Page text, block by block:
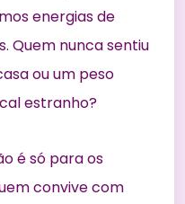
energias de
Quem nunca sentiu
ou um peso
estranho?
é só para os
convive com